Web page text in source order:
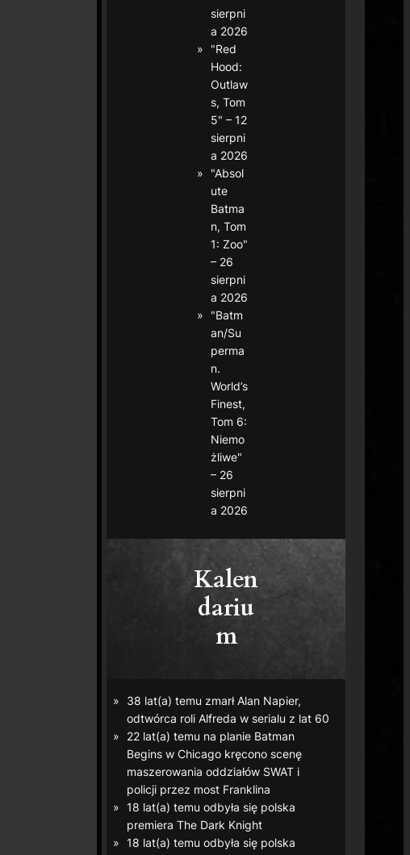
sierpni
a 2026
"Red
Hood:
Outlaw
s, Tom
5" – 12
sierpni
a 2026
"Absol
ute
Batma
n, Tom
1: Zoo"
– 26
sierpni
a 2026
"Batm
an/Su
perma
n.
World’s
Finest,
Tom 6:
Niemo
żliwe"
– 26
sierpni
a 2026
Kalen
dariu
m
38 lat(a) temu zmarł Alan Napier,
odtwórca roli Alfreda w serialu z lat 60
22 lat(a) temu na planie Batman
Begins w Chicago kręcono scenę
maszerowania oddziałów SWAT i
policji przez most Franklina
18 lat(a) temu odbyła się polska
premieraThe Dark Knight
18 lat(a) temu odbyła się polska